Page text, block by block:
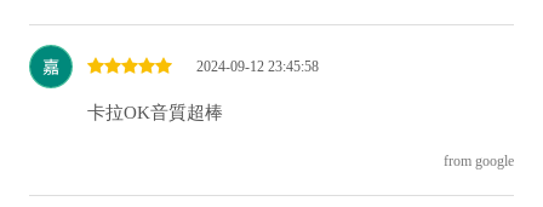
2024-09-12 23:45:58
卡拉OK音質超棒
from google